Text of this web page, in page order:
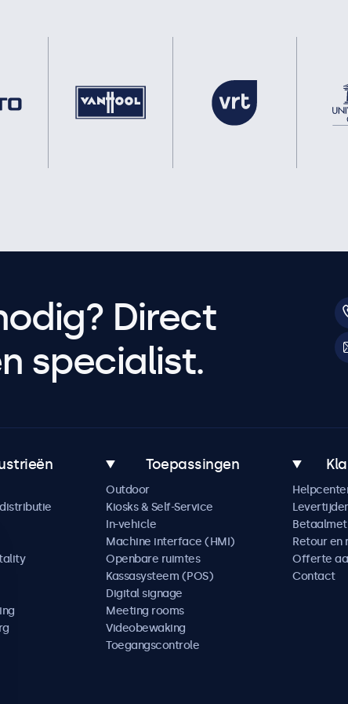
Direct
specialist.
Toepassingen
Outdoor
Kiosks & Self-Service
In-vehicle
Machine interface (HMI)
Openbare ruimtes
Kassasysteem (POS)
Digital signage
Meeting rooms
Videobewaking
Toegangscontrole
Retour en
Offerte
Contact